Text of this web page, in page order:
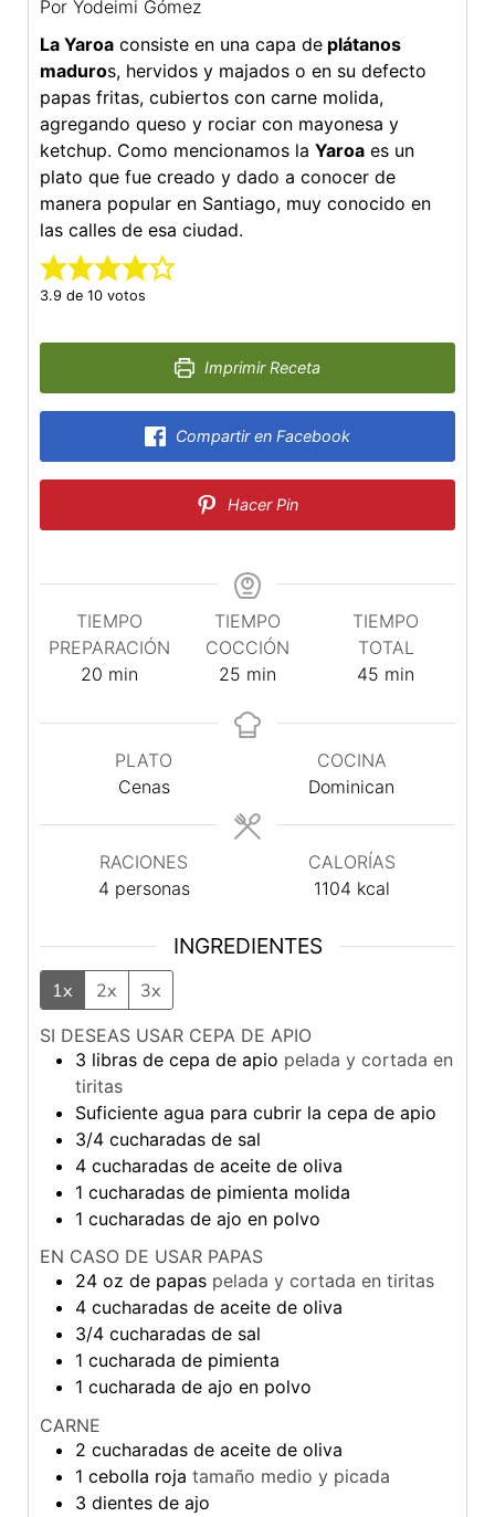
Por Yodeimi Gómez
La Yaroa consiste en una capa de plátanos
maduros, hervidos y majados o en su defecto
papas fritas, cubiertos con carne molida,
agregando queso y rociar con mayonesa y
ketchup. Como mencionamos la Yaroa es un
plato que fue creado y dado a conocer de
manera popular en Santiago, muy conocido en
las calles de esa ciudad.
3.9 de 10 votos
Imprimir Receta
Compartir en Facebook
Hacer Pin
TIEMPO
PREPARACIÓN
20minutos
min
TIEMPO
COCCIÓN
25minutos
min
TIEMPO
TOTAL
45 minutos
min
PLATO
Cenas
COCINA
Dominican
RACIONES
4 personas
CALORÍAS
1104 kcal
INGREDIENTES
1x 2x 3x
SI DESEAS USAR CEPA DE APIO
3 libras de cepa de apio pelada y cortada en
tiritas
Suficiente agua para cubrir la cepa de apio
3/4 cucharadas de sal
4 cucharadas de aceite de oliva
1 cucharadas de pimienta molida
1 cucharadas de ajo en polvo
EN CASO DE USAR PAPAS
24 oz de papas pelada y cortada en tiritas
4 cucharadas de aceite de oliva
3/4 cucharadas de sal
1 cucharada de pimienta
1 cucharada de ajo en polvo
CARNE
2 cucharadas de aceite de oliva
1 cebolla roja tamaño medio y picada
3 dientes de ajo